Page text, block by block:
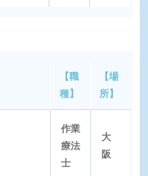
【職
種】
【場
所】
作業
療法
士
大
阪